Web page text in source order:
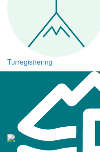
Turregistrering